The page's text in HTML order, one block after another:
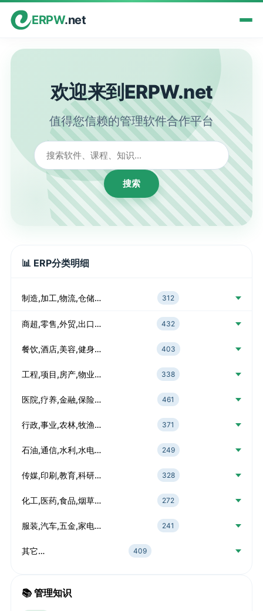
ERPW.net
欢迎来到ERPW.net
值得您信赖的管理软件合作平台
搜索
📊 ERP分类明细
制造,加工,物流,仓储… 312
商超,零售,外贸,出口… 432
餐饮,酒店,美容,健身… 403
工程,项目,房产,物业… 338
医院,疗养,金融,保险… 461
行政,事业,农林,牧渔… 371
石油,通信,水利,水电… 249
传媒,印刷,教育,科研… 328
化工,医药,食品,烟草… 272
服装,汽车,五金,家电… 241
其它… 409
📚 管理知识